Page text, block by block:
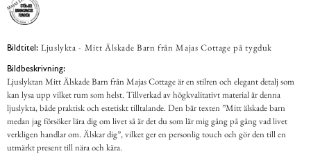
Bildtitel: Ljuslykta - Mitt Älskade Barn från Majas Cottage på tygduk
Bildbeskrivning:
Ljuslyktan Mitt Älskade Barn från Majas Cottage är en stilren och elegant detalj som
kan lysa upp vilket rum som helst. Tillverkad av högkvalitativt material är denna
ljuslykta, både praktisk och estetiskt tilltalande. Den bär texten ”Mitt älskade barn
medan jag försöker lära dig om livet så är det du som lär mig gång på gång vad livet
verkligen handlar om. Älskar dig”, vilket ger en personlig touch och gör den till en
utmärkt present till nära och kära.